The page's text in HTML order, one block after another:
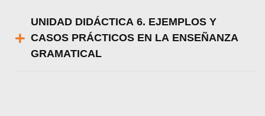
UNIDAD DIDÁCTICA 6. EJEMPLOS Y
CASOS PRÁCTICOS EN LA ENSEÑANZA
GRAMATICAL